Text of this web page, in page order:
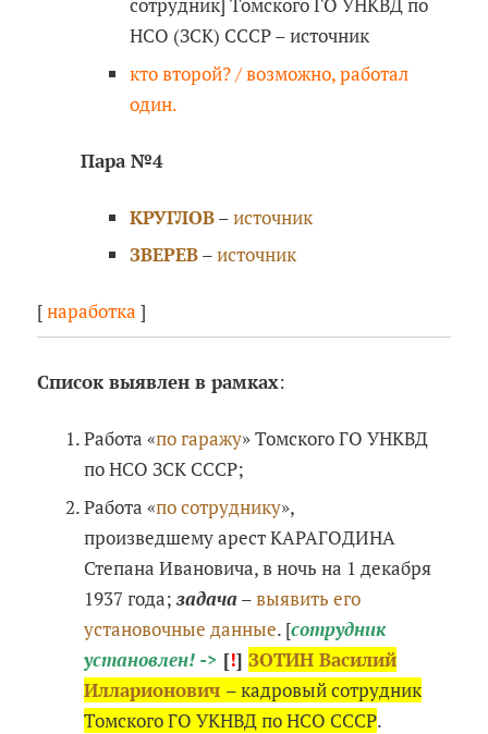
сотрудник] Томского ГО УНКВД по
НСО (ЗСК) СССР – источник
кто второй? / возможно, работал
один.
Пара №4
КРУГЛОВ–источник
ЗВЕРЕВ–источник
[наработка ]
Список выявлен в рамках:
Работа «по гаражу» Томского ГО УНКВД
по НСО ЗСК СССР;
Работа «по сотруднику»,
произведшему арест КАРАГОДИНА
Степана Ивановича, в ночь на 1 декабря
1937 года;задача–выявить его
установочные данные. [сотрудник
установлен! -> [!] ЗОТИН Василий
Илларионович – кадровый сотрудник
Томского ГО УКНВД по НСО СССР.